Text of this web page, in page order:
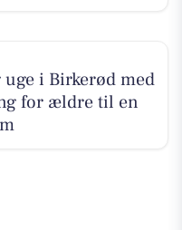
i Birkerød med
for ældre til en